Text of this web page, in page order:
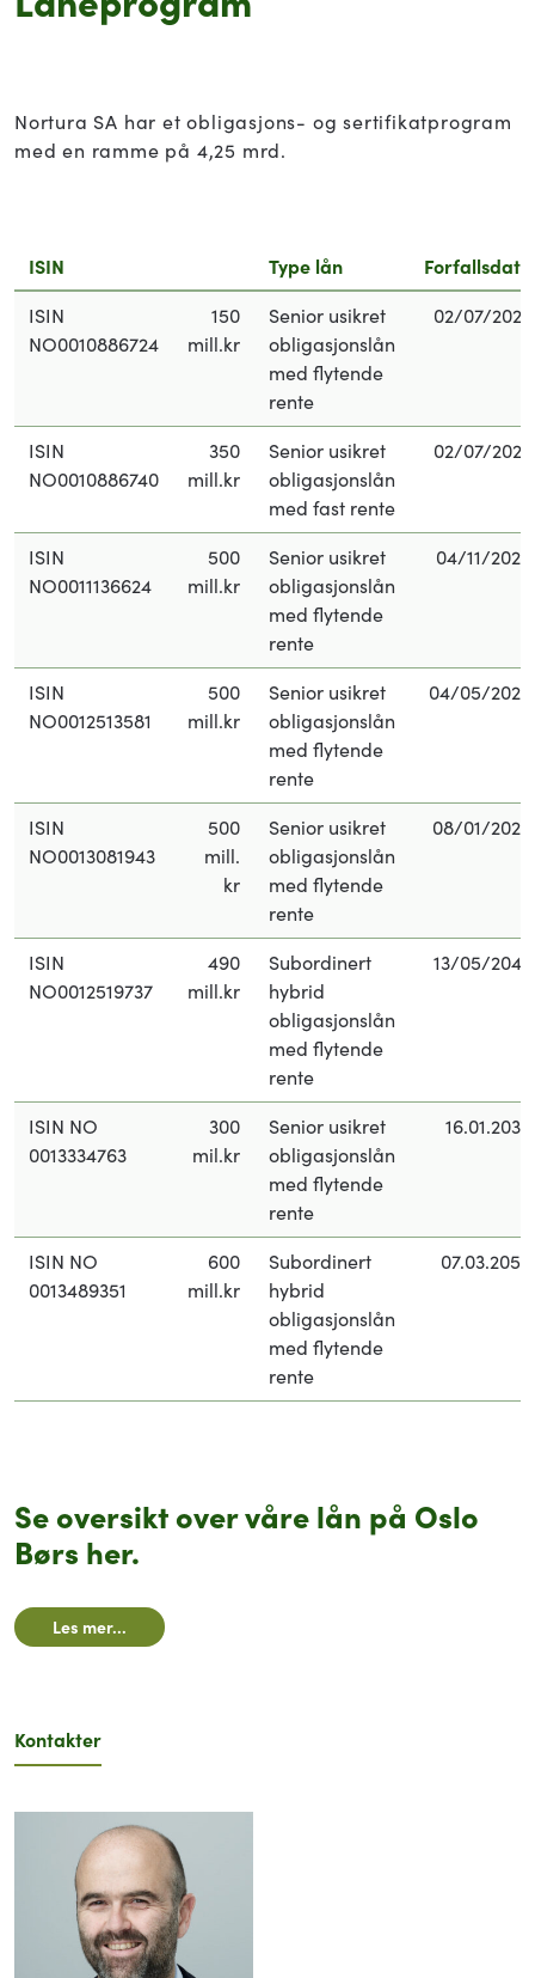
Nortura SA har et obligasjons- og sertifikatprogram
med en ramme på 4,25 mrd.
ISIN Type lån Forfallsdato
ISIN
NO0010886724
150
mill.kr
Senior usikret
obligasjonslån
med flytende
rente
02/07/2027
ISIN
NO0010886740
350
mill.kr
Senior usikret
obligasjonslån
med fast rente
02/07/2027
ISIN
NO0011136624
500
mill.kr
Senior usikret
obligasjonslån
med flytende
rente
04/11/2026
ISIN
NO0012513581
500
mill.kr
Senior usikret
obligasjonslån
med flytende
rente
04/05/2028
ISIN
NO0013081943
500
mill.
kr
Senior usikret
obligasjonslån
med flytende
rente
08/01/2029
ISIN
NO0012519737
490
mill.kr
Subordinert
hybrid
obligasjonslån
med flytende
rente
13/05/2047
ISIN NO
0013334763
300
mil.kr
Senior usikret
obligasjonslån
med flytende
rente
16.01.2030
ISIN NO
0013489351
600
mill.kr
Subordinert
hybrid
obligasjonslån
med flytende
rente
07.03.2050
Se oversikt over våre lån på Oslo
Børs her.
Les mer...
Kontakter